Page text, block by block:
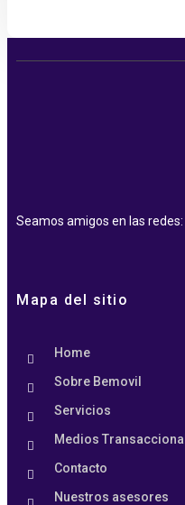
Seamos amigos en las redes:
Mapa del sitio
Home
Sobre Bemovil
Servicios
Medios
Contacto
Nuestros asesores